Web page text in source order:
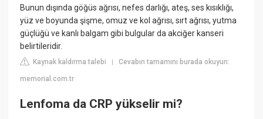
Bunun dışında göğüs ağrısı, nefes darlığı, ateş, ses kısıklığı,
yüz ve boyunda şişme, omuz ve kol ağrısı, sırt ağrısı, yutma
güçlüğü ve kanlı balgam gibi bulgular da akciğer kanseri
belirtileridir.
Kaynak kaldırma talebi |Cevabın tamamını burada okuyun:
memorial.com.tr
Lenfoma da CRP yükselir mi?